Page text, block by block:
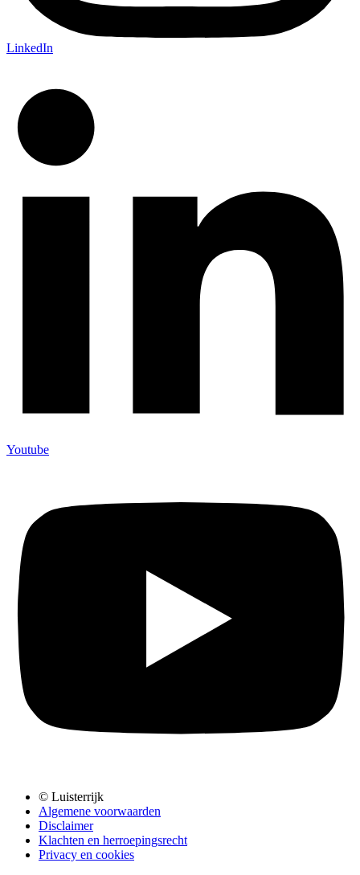
LinkedIn
Youtube
© Luisterrijk
Algemene voorwaarden
Disclaimer
Klachten en herroepingsrecht
Privacy en cookies